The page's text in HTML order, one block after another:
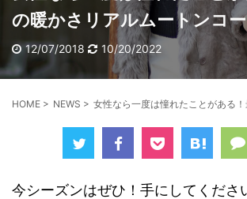
の暖かさリアルムートンコ
12/07/2018 10/20/2022
HOME > NEWS > 女性なら一度は憧れたことがある
今シーズンはぜひ！手にしてくださ